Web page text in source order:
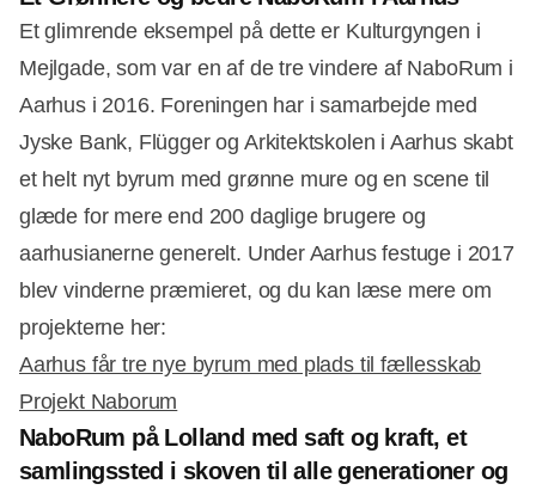
Et glimrende eksempel på dette er Kulturgyngen i
Mejlgade, som var en af de tre vindere af NaboRum i
Aarhus i 2016. Foreningen har i samarbejde med
Jyske Bank, Flügger og Arkitektskolen i Aarhus skabt
et helt nyt byrum med grønne mure og en scene til
glæde for mere end 200 daglige brugere og
aarhusianerne generelt. Under Aarhus festuge i 2017
blev vinderne præmieret, og du kan læse mere om
projekterne her:
Aarhus får tre nye byrum med plads til fællesskab
Projekt Naborum
NaboRum på Lolland med saft og kraft, et
samlingssted i skoven til alle generationer og